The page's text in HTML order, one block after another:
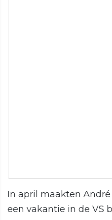
In april maakten
een vakantie in de VS